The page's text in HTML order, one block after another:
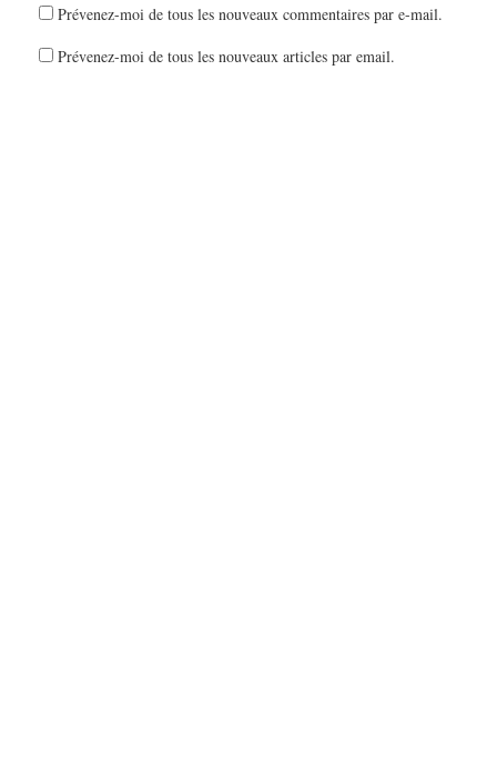
Prévenez-moi de tous les nouveaux commentaires par e-mail.
Prévenez-moi de tous les nouveaux articles par email.